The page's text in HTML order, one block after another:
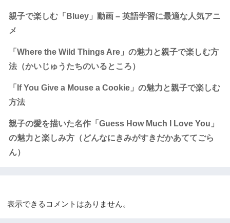
親子で楽しむ「Bluey」動画 – 英語学習に最適な人気アニ
メ
「Where the Wild Things Are」の魅力と親子で楽しむ方
法（かいじゅうたちのいるところ）
「If You Give a Mouse a Cookie」の魅力と親子で楽しむ
方法
親子の愛を描いた名作「Guess How Much I Love You」
の魅力と楽しみ方（どんなにきみがすきだかあててごら
ん）
表示できるコメントはありません。